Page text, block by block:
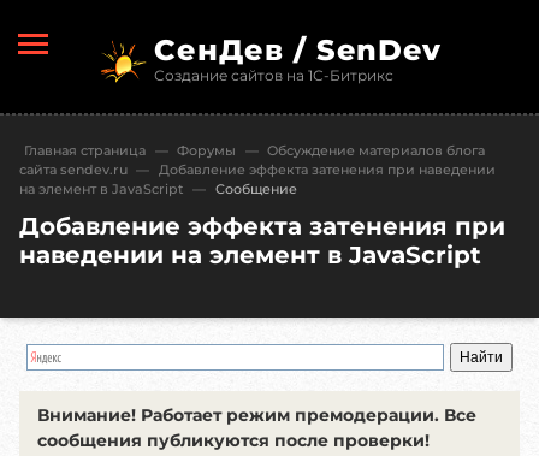
СенДев / SenDev
Создание сайтов на 1С-Битрикс
Главная страница — Форумы — Обсуждение материалов блога
сайта sendev.ru — Добавление эффекта затенения при наведении
на элемент в JavaScript — Сообщение
Добавление эффекта затенения при
наведении на элемент в JavaScript
Внимание! Работает режим премодерации. Все
сообщения публикуются после проверки!